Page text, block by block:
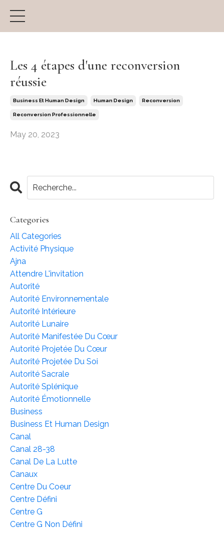
Les 4 étapes d'une reconversion
réussie
Business Et Human Design Human Design Reconversion
Reconversion Professionnelle
May 20, 2023
Categories
All Categories
Activité Physique
Ajna
Attendre L'invitation
Autorité
Autorité Environnementale
Autorité Intérieure
Autorité Lunaire
Autorité Manifestée Du Cœur
Autorité Projetée Du Cœur
Autorité Projetée Du Soi
Autorité Sacrale
Autorité Splénique
Autorité Émotionnelle
Business
Business Et Human Design
Canal
Canal 28-38
Canal De La Lutte
Canaux
Centre Du Coeur
Centre Défini
Centre G
Centre G Non Défini